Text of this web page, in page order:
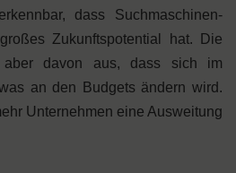
dass Suchmaschinen-
Zukunftspotential hat. Die
aber davon aus, dass sich im
an den Budgets ändern wird.
Unternehmen eine Ausweitung